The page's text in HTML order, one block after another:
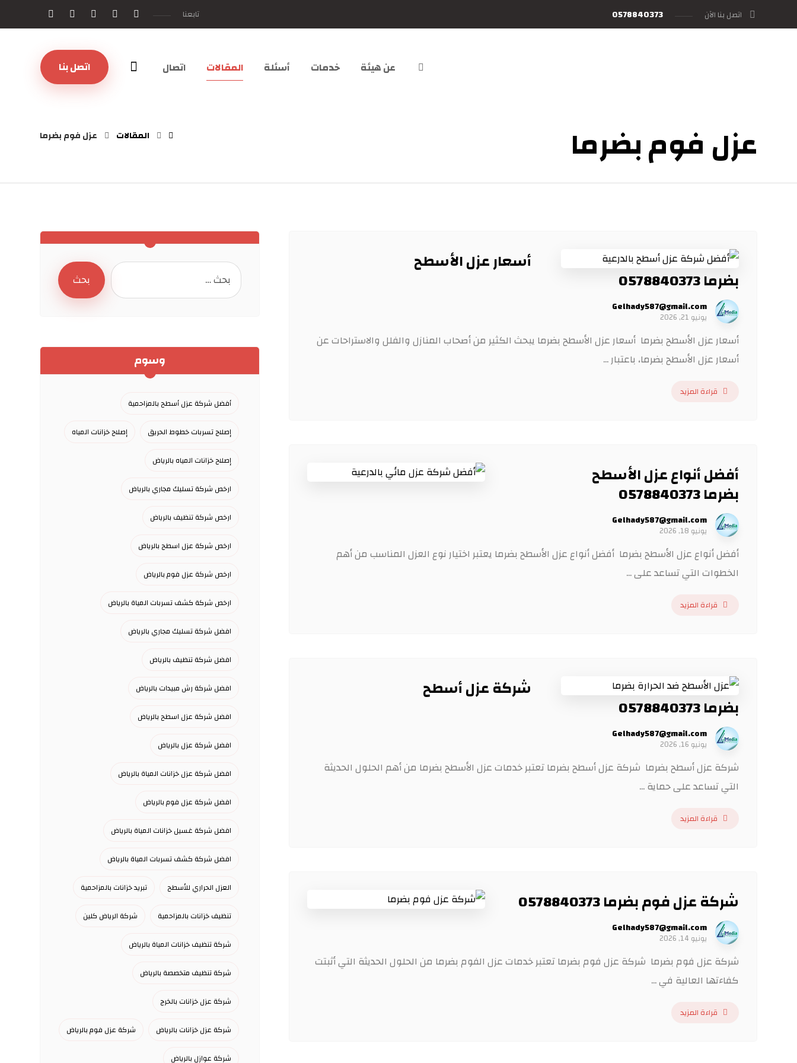
اتصل بنا الآن 0578840373 تابعنا
اتصل بنا عن هيئة خدمات أسئلة المقالات اتصال
عزل فوم بضرما المقالات عزل فوم بضرما
أسعار عزل الأسطح
بضرما 0578840373
Gelhady587@gmail.com
يونيو 21, 2026
أسعار عزل الأسطح بضرما أسعار عزل الأسطح بضرما يبحث الكثير من أصحاب المنازل والفلل والاستراحات عن
أسعار عزل الأسطح بضرما، باعتبار ...
قراءة المزيد
أفضل أنواع عزل الأسطح
بضرما 0578840373
Gelhady587@gmail.com
يونيو 18, 2026
أفضل أنواع عزل الأسطح بضرما أفضل أنواع عزل الأسطح بضرما يعتبر اختيار نوع العزل المناسب من أهم
الخطوات التي تساعد على ...
قراءة المزيد
شركة عزل أسطح
بضرما 0578840373
Gelhady587@gmail.com
يونيو 16, 2026
شركة عزل أسطح بضرما شركة عزل أسطح بضرما تعتبر خدمات عزل الأسطح بضرما من أهم الحلول الحديثة
التي تساعد على حماية ...
قراءة المزيد
شركة عزل فوم بضرما 0578840373
Gelhady587@gmail.com
يونيو 14, 2026
شركة عزل فوم بضرما شركة عزل فوم بضرما تعتبر خدمات عزل الفوم بضرما من الحلول الحديثة التي أثبتت
كفاءتها العالية في ...
قراءة المزيد
وسوم
أفضل شركة عزل أسطح بالمزاحمية
إصلاح تسربات خطوط الحريق إصلاح خزانات المياه
إصلاح خزانات المياه بالرياض
ارخص شركة تسليك مجاري بالرياض
ارخص شركة تنظيف بالرياض
ارخص شركة عزل اسطح بالرياض
ارخص شركة عزل فوم بالرياض
ارخص شركة كشف تسربات المياة بالرياض
افضل شركة تسليك مجاري بالرياض
افضل شركة تنظيف بالرياض
افضل شركة رش مبيدات بالرياض
افضل شركة عزل اسطح بالرياض
افضل شركة عزل بالرياض
افضل شركة عزل خزانات المياة بالرياض
افضل شركة عزل فوم بالرياض
افضل شركة غسيل خزانات المياة بالرياض
افضل شركة كشف تسربات المياة بالرياض
العزل الحراري للأسطح تبريد خزانات بالمزاحمية
تنظيف خزانات بالمزاحمية شركة الرياض كلين
شركة تنظيف خزانات المياة بالرياض
شركة تنظيف متخصصة بالرياض
شركة عزل خزانات بالخرج
شركة عزل خزانات بالرياض شركة عزل فوم بالرياض
شركة عوازل بالرياض